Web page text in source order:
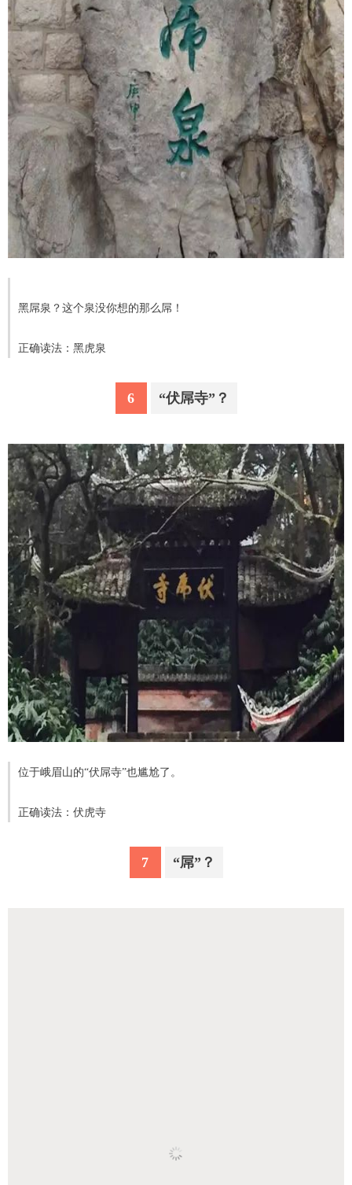
黑屌泉？这个泉没你想的那么屌！
正确读法：黑虎泉
6 “伏屌寺”？
位于峨眉山的“伏屌寺”也尴尬了。
正确读法：伏虎寺
7 “屌”？